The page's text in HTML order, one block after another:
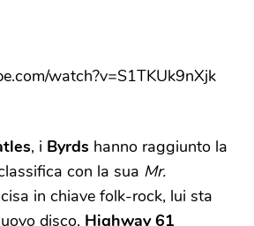
watch?v=S1TKUk9nXjk
, i Byrds hanno raggiunto la
con la sua Mr.
in chiave folk-rock, lui sta
disco, Highway 61